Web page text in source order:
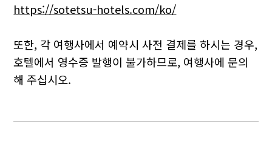
https://sotetsu-hotels.com/ko/
또한, 각 여행사에서 예약시 사전 결제를 하시는 경우,
호텔에서 영수증 발행이 불가하므로, 여행사에 문의
해 주십시오.